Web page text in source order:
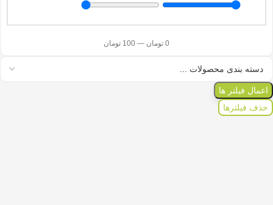
0 تومان —
100 تومان
اعمال فیلتر ها
حذف فیلترها